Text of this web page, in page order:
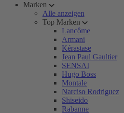
Marken
Alle anzeigen
Top Marken
Lancôme
Armani
Kérastase
Jean Paul Gaultier
SENSAI
Hugo Boss
Montale
Narciso Rodriguez
Shiseido
Rabanne